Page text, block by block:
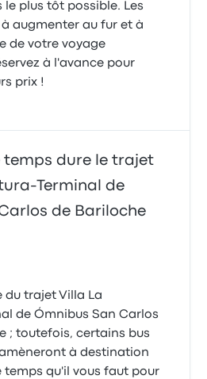
le plus tôt possible. Les
augmenter au fur et à
de votre voyage
à l'avance pour
prix !
temps dure le trajet
Terminal de
de Bariloche
du trajet Villa La
de Ómnibus San Carlos
; toutefois, certains bus
à destination
temps qu'il vous faut pour